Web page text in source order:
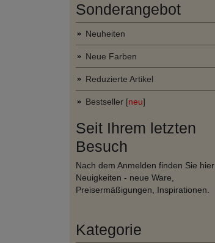
Sonderangebot
Neuheiten
Neue Farben
Reduzierte Artikel
Bestseller [neu]
Seit Ihrem letzten
Besuch
Nach dem Anmelden finden Sie hier
Neuigkeiten - neue Ware,
Preisermäßigungen, Inspirationen.
Kategorie